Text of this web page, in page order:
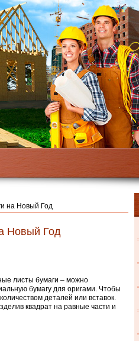
на Новый Год
Новый Год
листы бумаги – можно
бумагу для оригами. Чтобы
деталей или вставок.
квадрат на равные части и